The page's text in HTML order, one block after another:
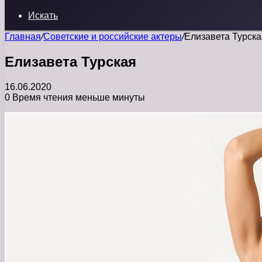
Искать
Главная/Советские и российские актеры/Елизавета
Елизавета Турская
16.06.2020
0 Время чтения меньше минуты